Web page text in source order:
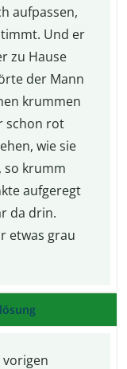
aufpassen,
Und er
zu Hause
der Mann
krummen
schon rot
wie sie
so krumm
aufgeregt
da drin.
etwas grau